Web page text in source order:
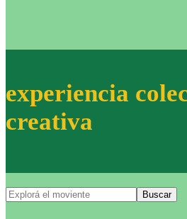
experiencia
creativa